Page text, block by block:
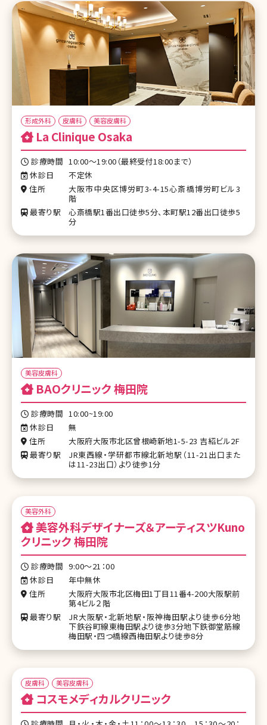
形成外科 皮膚科 美容皮膚科
La Clinique Osaka
診療時間 10:00～19:00（最終受付18:00まで）
休診日
不定休
住所
大阪市中央区博労町3-4-15心斎橋博労町ビル3
階
最寄り駅
心斎橋駅1番出口徒歩5分、本町駅12番出口徒歩5
分
美容皮膚科
BAOクリニック 梅田院
診療時間 10:00~19:00
休診日
無
住所
大阪府大阪市北区曾根崎新地1-5-23 吉紹ビル2F
最寄り駅
JR東西線・学研都市線北新地駅（11-21出口また
は11-23出口）より徒歩1分
美容外科
クリニック 梅田院
診療時間 9:00～21：00
休診日
年中無休
住所
大阪府大阪市北区梅田1丁目11番4-200大阪駅前
第4ビル２階
最寄り駅
JR大阪駅・北新地駅・阪神梅田駅より徒歩6分地
下鉄谷町線東梅田駅より徒歩3分地下鉄御堂筋線
梅田駅・四つ橋線西梅田駅より徒歩8分
皮膚科 美容皮膚科
コスモメディカルクリニック